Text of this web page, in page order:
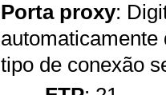
Porta proxy:
automaticamente
tipo de conexão